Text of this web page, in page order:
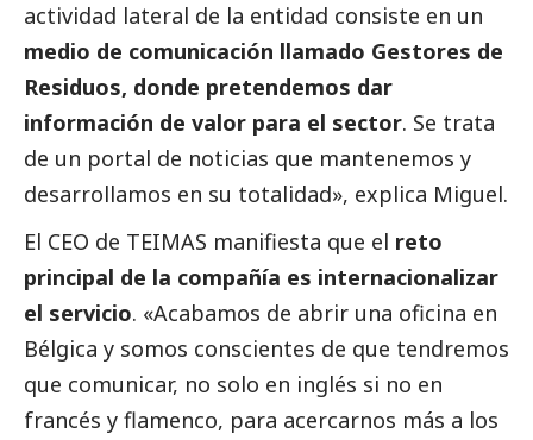
actividad lateral de la entidad consiste en un
medio de comunicación llamado Gestores de
Residuos, donde pretendemos dar
información de valor para el sector. Se trata
de un portal de noticias que mantenemos y
desarrollamos en su totalidad», explica Miguel.
El CEO de TEIMAS manifiesta que el reto
principal de la compañía es internacionalizar
el servicio. «Acabamos de abrir una oficina en
Bélgica y somos conscientes de que tendremos
que comunicar, no solo en inglés si no en
francés y flamenco, para acercarnos más a los